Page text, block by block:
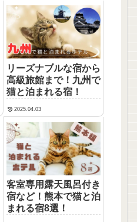
リーズナブルな宿から
高級旅館まで！九州で
猫と泊まれる宿！
2025.04.03
客室専用露天風呂付き
宿など！熊本で猫と泊
まれる宿8選！